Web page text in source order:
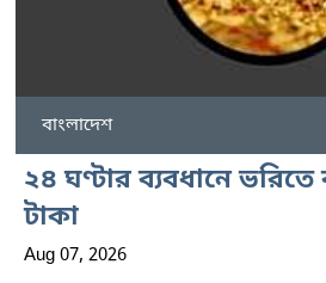
বাংলাদেশ
২৪ ঘণ্টার ব্যবধানে
টাকা
Aug 07, 2026